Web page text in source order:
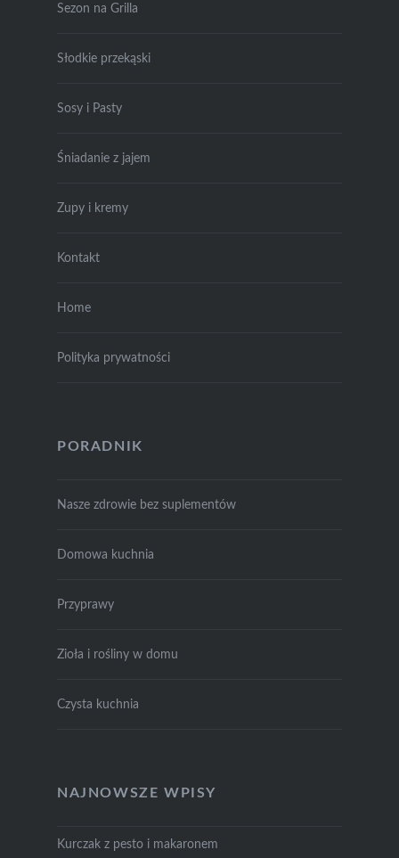
Sezon na Grilla
Słodkie przekąski
Sosy i Pasty
Śniadanie z jajem
Zupy i kremy
Kontakt
Home
Polityka prywatności
PORADNIK
Nasze zdrowie bez suplementów
Domowa kuchnia
Przyprawy
Zioła i rośliny w domu
Czysta kuchnia
NAJNOWSZE WPISY
Kurczak z pesto i makaronem